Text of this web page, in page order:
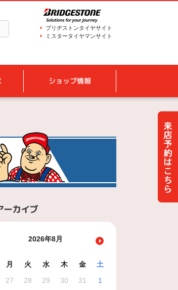
ブリヂストンタイヤサイト
ミスタータイヤマンサイト
ショップ情報
ーカイブ
2026年8月
月 火 水 木 金
土
27 28 29 30 31
1